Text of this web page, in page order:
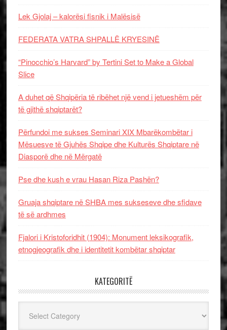
Lek Gjolaj – kalorësi fisnik i Malësisë
FEDERATA VATRA SHPALLË KRYESINË
“Pinocchio’s Harvard” by Tertini Set to Make a Global
Slice
A duhet që Shqipëria të ribëhet një vend i jetueshëm për
të gjithë shqiptarët?
Përfundoi me sukses Seminari XIX Mbarëkombëtar i
Mësuesve të Gjuhës Shqipe dhe Kulturës Shqiptare në
Diasporë dhe në Mërgatë
Pse dhe kush e vrau Hasan Riza Pashën?
Gruaja shqiptare në SHBA mes sukseseve dhe sfidave
të së ardhmes
Fjalori i Kristoforidhit (1904): Monument leksikografik,
etnogjeografik dhe i identitetit kombëtar shqiptar
KATEGORITË